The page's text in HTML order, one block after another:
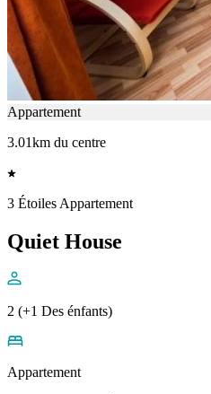
Appartement
3.01km du centre
3 Étoiles Appartement
Quiet House
2 (+1 Des énfants)
Appartement